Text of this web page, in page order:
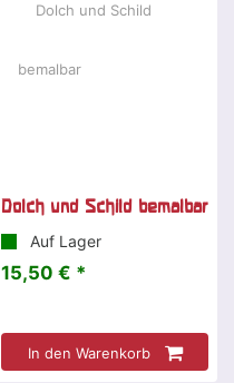
Dolch und Schild bemalbar
Auf Lager
15,50 € *
In den Warenkorb